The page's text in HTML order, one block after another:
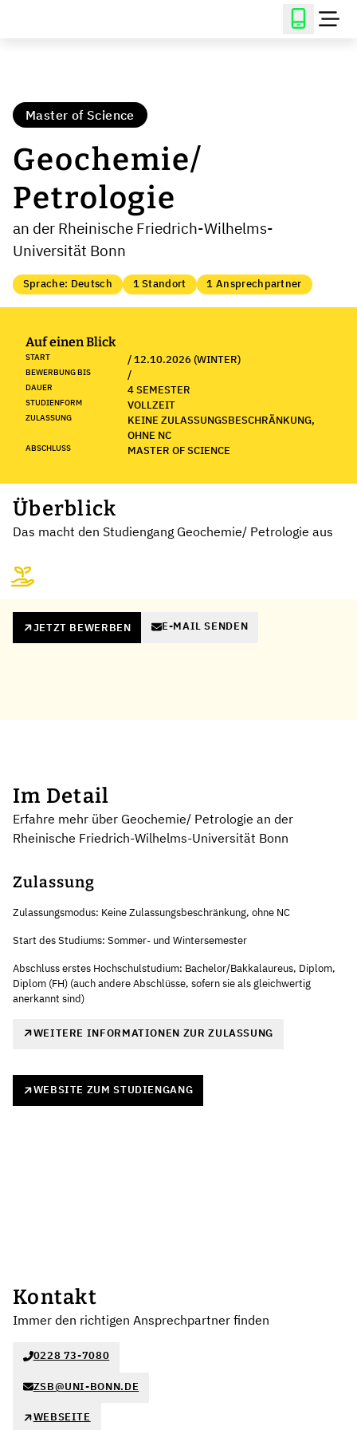
Master of Science
Geochemie/
Petrologie
an der Rheinische Friedrich-Wilhelms-
Universität Bonn
Sprache: Deutsch 1 Standort 1 Ansprechpartner
Auf einen Blick
START / 12.10.2026 (WINTER)
BEWERBUNG BIS /
DAUER 4 SEMESTER
STUDIENFORM VOLLZEIT
ZULASSUNG
KEINE ZULASSUNGSBESCHRÄNKUNG,
OHNE NC
ABSCHLUSS MASTER OF SCIENCE
Überblick
Das macht den Studiengang Geochemie/ Petrologie aus
JETZT BEWERBEN E-MAIL SENDEN
Im Detail
Erfahre mehr über Geochemie/ Petrologie an der
Rheinische Friedrich-Wilhelms-Universität Bonn
Zulassung
Zulassungsmodus: Keine Zulassungsbeschränkung, ohne NC
Start des Studiums: Sommer- und Wintersemester
Abschluss erstes Hochschulstudium: Bachelor/Bakkalaureus, Diplom,
Diplom (FH) (auch andere Abschlüsse, sofern sie als gleichwertig
anerkannt sind)
WEITERE INFORMATIONEN ZUR ZULASSUNG
WEBSITE ZUM STUDIENGANG
Kontakt
Immer den richtigen Ansprechpartner finden
0228 73-7080
ZSB@UNI-BONN.DE
WEBSEITE